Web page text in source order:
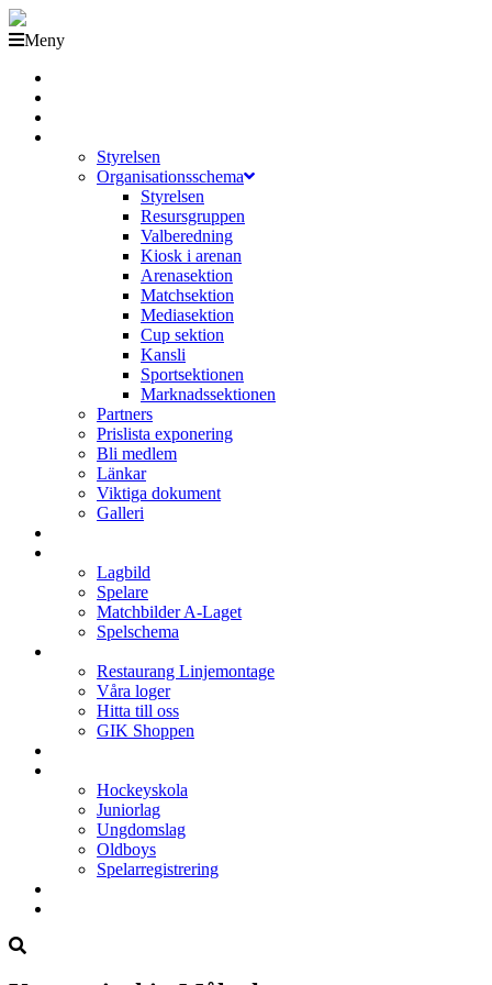
Meny
Styrelsen
Organisationsschema
Styrelsen
Resursgruppen
Valberedning
Kiosk i arenan
Arenasektion
Matchsektion
Mediasektion
Cup sektion
Kansli
Sportsektionen
Marknadssektionen
Partners
Prislista exponering
Bli medlem
Länkar
Viktiga dokument
Galleri
Lagbild
Spelare
Matchbilder A-Laget
Spelschema
Restaurang Linjemontage
Våra loger
Hitta till oss
GIK Shoppen
Hockeyskola
Juniorlag
Ungdomslag
Oldboys
Spelarregistrering